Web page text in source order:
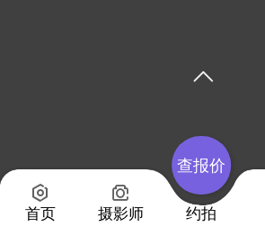
首页 摄影师
查报价
约拍